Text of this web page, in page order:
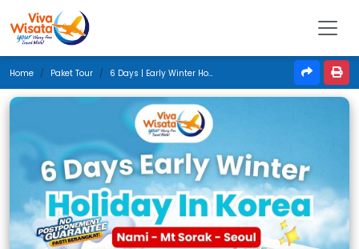
Home Paket Tour 6 Days | Early Winter Holiday In Korea | Desember 2024